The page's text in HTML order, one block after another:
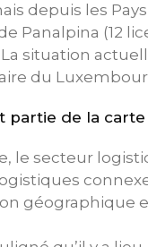
depuis les
Panalpina (12
situation
du
partie de la
le secteur
géographique